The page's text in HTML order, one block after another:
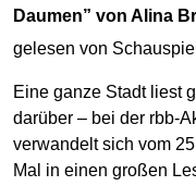
Daumen” von Alina
gelesen von
Eine ganze Stadt liest
darüber – bei der rbb-
verwandelt sich vom
Mal in einen großen